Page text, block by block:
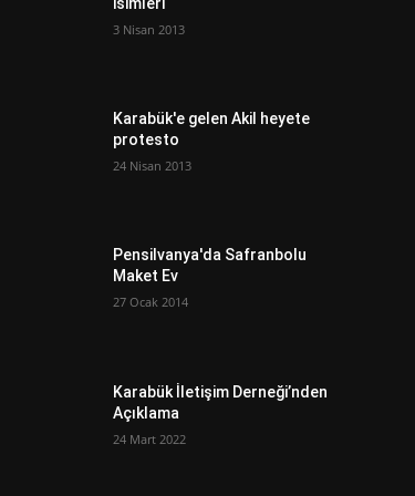
3 Nisan 2013
Karabük'e gelen Akil heyete
protesto
24 Nisan 2013
Pensilvanya'da Safranbolu
Maket Ev
27 Ocak 2014
Karabük İletişim Derneği’nden
Açıklama
24 Mart 2022